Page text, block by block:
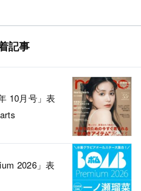
記事
10月号」表
2026」表